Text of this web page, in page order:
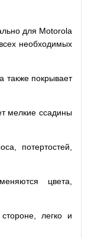
для Motorola
необходимых
также покрывает
мелкие ссадины
потертостей,
цвета,
легко и